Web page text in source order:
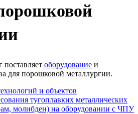
оборудование и
для порошковой металлургии.
и объектов
тугоплавких металлических
молибден) на оборудовании с ЧПУ